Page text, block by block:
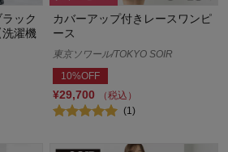
ック
濯機
カバーアップ付きレースワンピ
ース
東京ソワール/TOKYO SOIR
10%OFF
¥29,700
（税込）
(1)